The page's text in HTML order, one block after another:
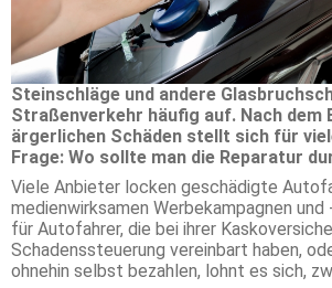
Steinschläge und andere
Straßenverkehr häufig auf. Nach dem
ärgerlichen Schäden stellt sich für
Frage: Wo sollte man die Reparatur
Viele Anbieter locken geschädigte
medienwirksamen Werbekampagnen und
für Autofahrer, die bei ihrer
Schadenssteuerung vereinbart haben,
ohnehin selbst bezahlen, lohnt es sich,